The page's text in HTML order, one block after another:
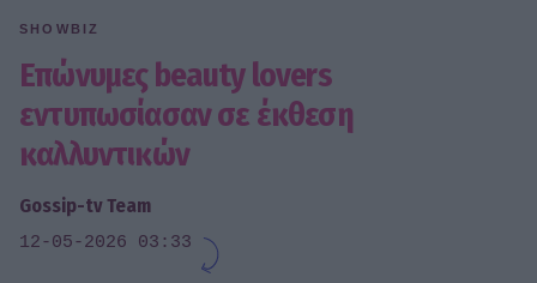
SHOWBIZ
Επώνυμες beauty lovers
εντυπωσίασαν σε έκθεση
καλλυντικών
Gossip-tv Team
12-05-2026 03:33